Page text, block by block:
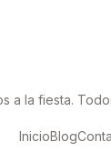
a la fiesta.
InicioBlog